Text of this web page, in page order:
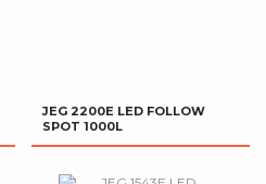
JEG 2200E LED FOLLOW
SPOT 1000L